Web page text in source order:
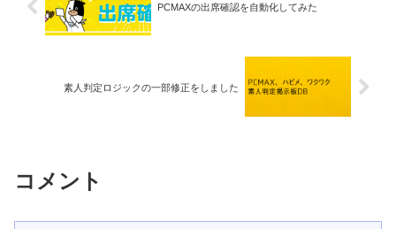
PCMAXの出席確認を自動化してみた
素人判定ロジックの一部修正をしました
コメント